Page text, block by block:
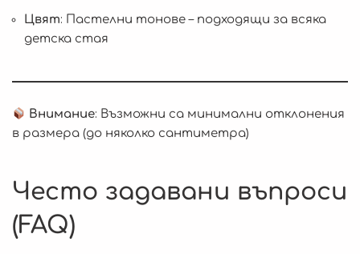
Цвят: Пастелни тонове – подходящи за всяка
детска стая
Внимание: Възможни са минимални отклонения
в размера (до няколко сантиметра)
Често задавани въпроси
(FAQ)